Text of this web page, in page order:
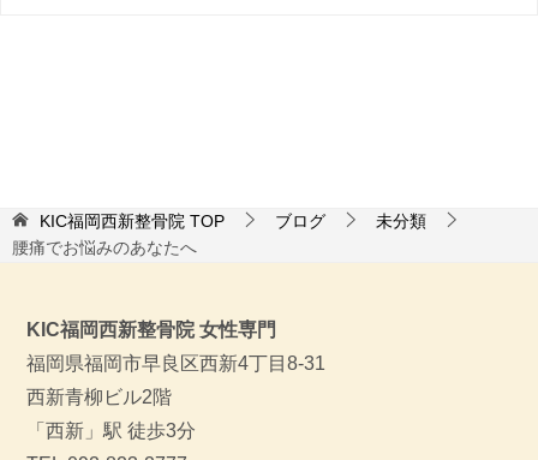
KIC福岡西新整骨院 TOP ブログ
未分類
腰痛でお悩みのあなたへ
KIC福岡西新整骨院 女性専門
福岡県福岡市早良区西新4丁目8-31
西新青柳ビル2階
「西新」駅 徒歩3分